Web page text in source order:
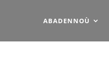
ABADENNOÙ